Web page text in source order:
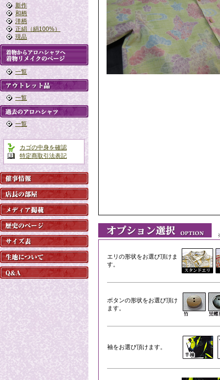
新作
和柄
洋柄
正絹（絹100%）
現品
一覧
一覧
一覧
カゴの中身を確認
特定商取引法表記
※
エリの形状をお選び頂けま
す。
ボタンの形状をお選び頂け
ます。
袖をお選び頂けます。